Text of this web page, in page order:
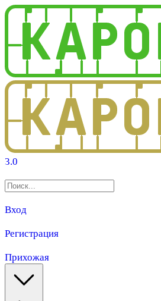
3.0
Вход
Регистрация
Прихожая